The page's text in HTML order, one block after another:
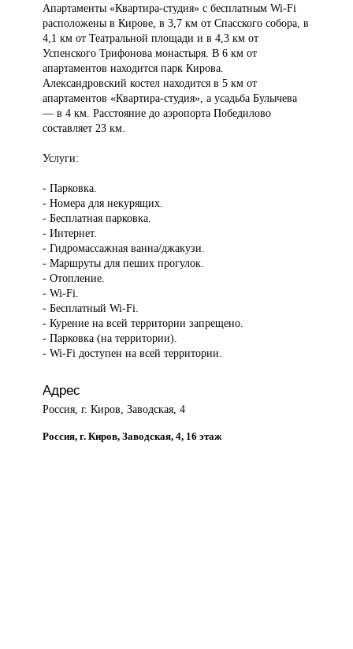
Апартаменты «Квартира-студия»с бесплатным Wi-Fi
расположены в Кирове, в 3,7 км от Спасского собора, в
4,1 км от Театральной площади и в 4,3 км от
Успенского Трифонова монастыря. В 6 км от
апартаментов находится парк Кирова.
Александровский костел находится в 5 км от
апартаментов «Квартира-студия», а усадьба Булычева
— в 4 км. Расстояние до аэропорта Победилово
составляет 23 км.
Услуги:
- Парковка.
- Номера для некурящих.
- Бесплатная парковка.
- Интернет.
- Гидромассажная ванна/джакузи.
- Маршруты для пеших прогулок.
- Отопление.
- Wi-Fi.
- Бесплатный Wi-Fi.
- Курение на всей территории запрещено.
- Парковка (на территории).
- Wi-Fi доступен на всей территории.
Адрес
Россия, г. Киров, Заводская, 4
Россия, г. Киров, Заводская, 4, 16 этаж